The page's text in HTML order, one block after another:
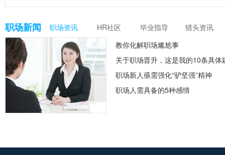
职场新闻 职场资讯 HR社区 毕业指导
猎头资讯
教你化解职场尴尬事
关于职场晋升，这是我的10条具体
职场新人亟需强化“驴坚强”精神
职场人需具备的5种感情